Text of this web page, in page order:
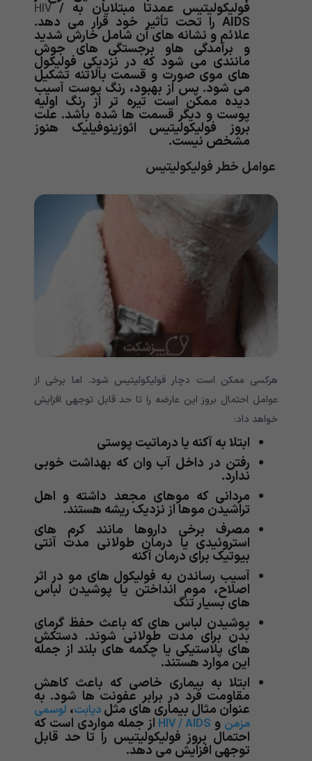
فولیکولیتیس عمدتا مبتلایان به HIV /
AIDS را تحت تأثیر خود قرار می دهد.
علائم و نشانه های آن شامل خارش شدید
و برآمدگی هاو برجستگی های جوش
مانندی می شود که در نزدیکی فولیکول
های موی صورت و قسمت بالاتنه تشکیل
می شود. پس از بهبود، رنگ پوست آسیب
دیده ممکن است تیره تر از رنگ اولیه
پوست و دیگر قسمت ها شده باشد. علت
بروز فولیکولیتیس ائوزینوفیلیک هنوز
مشخص نیست.
عوامل خطر فولیکولیتیس
هرکسی ممکن است دچار فولیکولیتیس شود. اما برخی از
عوامل احتمال بروز این عارضه را تا حد قابل توجهی افزایش
خواهد داد:
ابتلا به آکنه یا درماتیت پوستی
رفتن در داخل آب وان که بهداشت خوبی
ندارد.
مردانی که موهای مجعد داشته و اهل
تراشیدن موها از نزدیک ریشه هستند.
مصرف برخی داروها مانند کرم های
استروئیدی یا درمان طولانی مدت آنتی
بیوتیک برای درمان آکنه
آسیب رساندن به فولیکول های مو در اثر
اصلاح، موم انداختن یا پوشیدن لباس
های بسیار تنگ
پوشیدن لباس های که باعث حفظ گرمای
بدن برای مدت طولانی شوند. دستکش
های پلاستیکی یا چکمه های بلند از جمله
این موارد هستند.
ابتلا به بیماری خاصی که باعث کاهش
مقاومت فرد در برابر عفونت ها شود. به
عنوان مثال بیماری های مثل دیابت، لوسمی
مزمن و HIV / AIDS از جمله مواردی است که
احتمال بروز فولیکولیتیس را تا حد قابل
توجهی افزایش می دهد.